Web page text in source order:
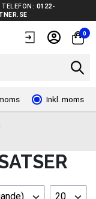
TELEFON: 0122-
0
Inkl. moms
20